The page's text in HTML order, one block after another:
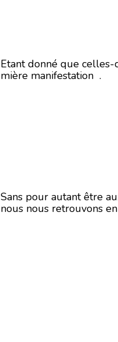
Etant donné que
mière manifestation .
Sans pour autant être
nous nous retrouvons